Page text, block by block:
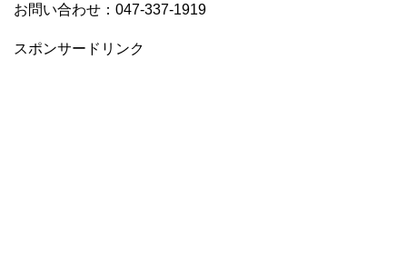
お問い合わせ：047-337-1919
スポンサードリンク